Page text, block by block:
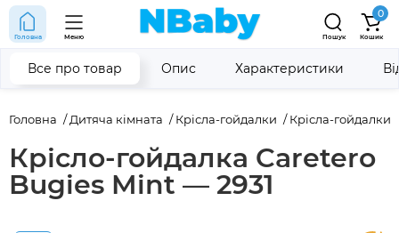
Головна Меню Пошук
0
Кошик
Головна Дитяча кімната Крісла-гойдалки Крісла-гойдалки
Крісло-гойдалка Caretero
Bugies Mint — 2931
Все про товар Опис Характеристики